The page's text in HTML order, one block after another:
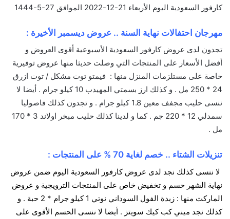
كارفور السعودية اليوم الأربعاء 21-12-2022 الموافق 27-5-1444
مهرجان احتفالات نهاية السنة .. عروض ديسمبر الأخيرة :
تجدون لدى عروض كارفور السعودية الأسبوعية أقوى العروض و
أفضل الأسعار على المنتجات التي وصلت حديثا منها عروض توفيرية
خاصة على مستلزمات المنزل منها : فيمتو توت مشكل / توت ازرق
24 * 250 مل . و كذلك ارز بسمتي المهيدب 10 كيلو جرام . أيضا لا
ننسى حليب مجفف معين 1.8 كيلو جرام . و تجدون كذلك فاصوليا
سمدلي 12 * 220 جم . كما و لدينا كذلك حليب مبخر اولاند 3 * 170
مل .
تنزيلات الشتاء .. خصم لغاية 70 % على المنتجات :
لا ننسى كذلك نجد لدى عروض كارفور السعودية اليوم ضمن عروض
نهاية الشهر حسم و تخفيض خاص على المنتجات الترويجية و عروض
الماركت منها : زبدة الفول السوداني نوتي 1 كيلو جرام * 2 حبة . و
كذلك نجد ميني كب كيك سويتز . أيضا لا ننسى الحسم الأقوى على